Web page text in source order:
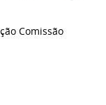
Comissão